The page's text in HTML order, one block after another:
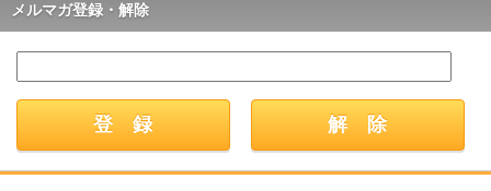
メルマガ登録・解除